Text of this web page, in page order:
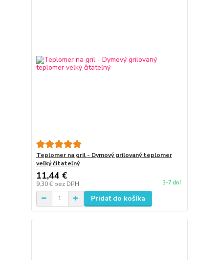
Teplomer na gril - Dymový grilovaný teplomer
veľký čitateľný
11,44 €
9,30 € bez DPH 3-7 dní
Pridať do košíka